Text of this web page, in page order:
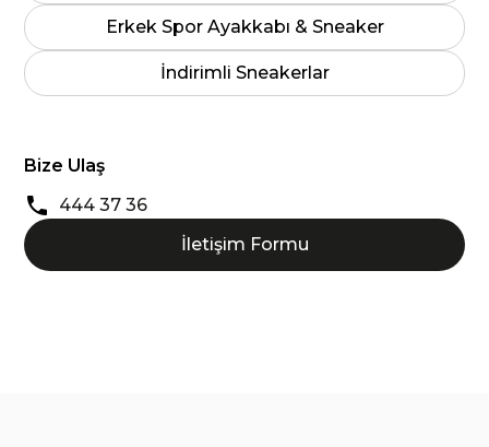
Erkek Spor Ayakkabı & Sneaker
İndirimli Sneakerlar
Bize Ulaş
444 37 36
İletişim Formu